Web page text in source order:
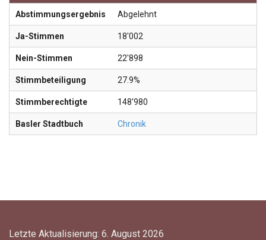
Abstimmungsergebnis Abgelehnt
Ja-Stimmen 18'002
Nein-Stimmen 22'898
Stimmbeteiligung 27.9%
Stimmberechtigte 148'980
Basler Stadtbuch Chronik
Letzte Aktualisierung: 6. August 2026